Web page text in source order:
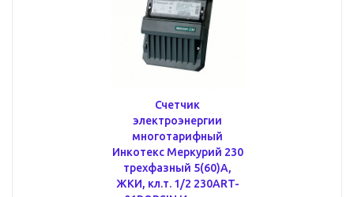
Счетчик
электроэнергии
многотарифный
Инкотекс Меркурий 230
трехфазный 5(60)А,
ЖКИ, кл.т. 1/2 230ART-